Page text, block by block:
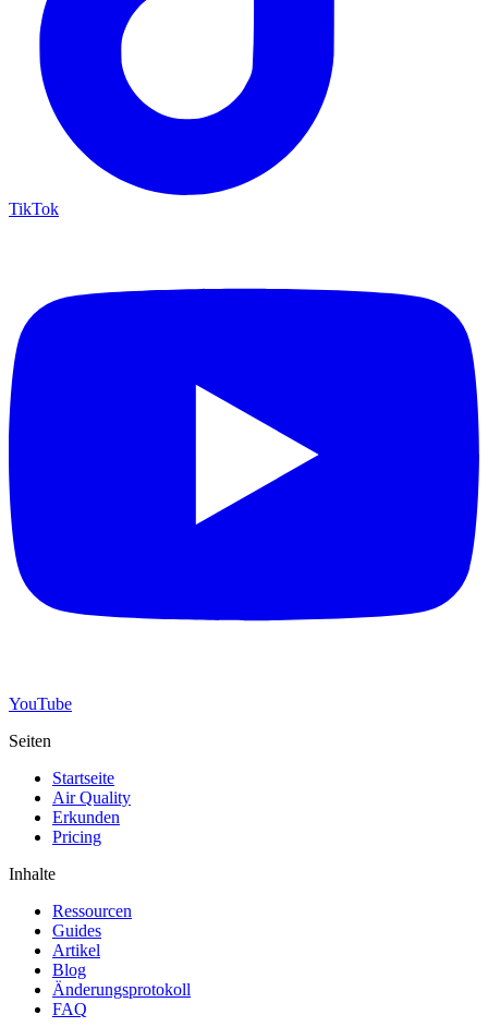
TikTok
YouTube
Seiten
Startseite
Air Quality
Erkunden
Pricing
Inhalte
Ressourcen
Guides
Artikel
Blog
Änderungsprotokoll
FAQ